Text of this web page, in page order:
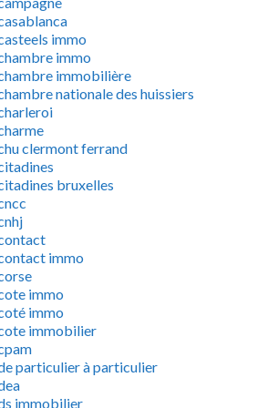
immo
immo
immobilière
nationale des huissiers
clermont ferrand
bruxelles
immo
immo
immo
immobilier
particulier à particulier
immobilier